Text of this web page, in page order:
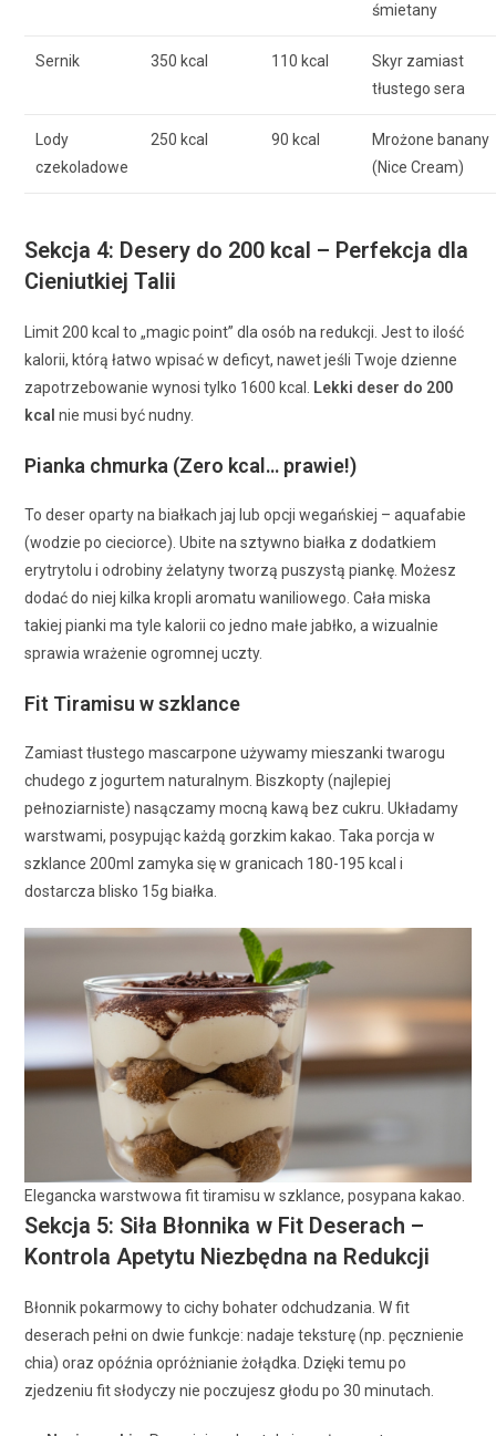
śmietany
Sernik 350 kcal 110 kcal
Skyr zamiast
tłustego sera
Lody
czekoladowe
250 kcal 90 kcal
Mrożone banany
(Nice Cream)
Sekcja 4: Desery do 200 kcal – Perfekcja dla
Cieniutkiej Talii
Limit 200 kcal to „magic point” dla osób na redukcji. Jest to ilość
kalorii, którą łatwo wpisać w deficyt, nawet jeśli Twoje dzienne
zapotrzebowanie wynosi tylko 1600 kcal. Lekki deser do 200
kcal nie musi być nudny.
Pianka chmurka (Zero kcal… prawie!)
To deser oparty na białkach jaj lub opcji wegańskiej – aquafabie
(wodzie po cieciorce). Ubite na sztywno białka z dodatkiem
erytrytolu i odrobiny żelatyny tworzą puszystą piankę. Możesz
dodać do niej kilka kropli aromatu waniliowego. Cała miska
takiej pianki ma tyle kalorii co jedno małe jabłko, a wizualnie
sprawia wrażenie ogromnej uczty.
Fit Tiramisu w szklance
Zamiast tłustego mascarpone używamy mieszanki twarogu
chudego z jogurtem naturalnym. Biszkopty (najlepiej
pełnoziarniste) nasączamy mocną kawą bez cukru. Układamy
warstwami, posypując każdą gorzkim kakao. Taka porcja w
szklance 200ml zamyka się w granicach 180-195 kcal i
dostarcza blisko 15g białka.
Elegancka warstwowa fit tiramisu w szklance, posypana kakao.
Sekcja 5: Siła Błonnika w Fit Deserach –
Kontrola Apetytu Niezbędna na Redukcji
Błonnik pokarmowy to cichy bohater odchudzania. W fit
deserach pełni on dwie funkcje: nadaje teksturę (np. pęcznienie
chia) oraz opóźnia opróżnianie żołądka. Dzięki temu po
zjedzeniu fit słodyczy nie poczujesz głodu po 30 minutach.